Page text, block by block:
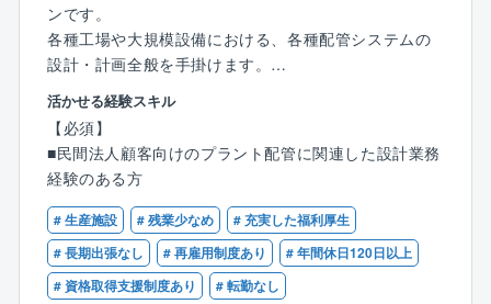
ンです。
各種工場や大規模設備における、各種配管システムの
設計・計画全般を手掛けます。
具体的には、配管図・躯体図・配置図の作成やルート
計画などの設計実務をはじめ、発注者との協議、社内
外の関係各所との調整業務までをトータルにリードす
る役割です。
※プラント設計・設備設計・土木施工管理などの経験が
ある方は、これまでのキャリアを活かして即戦力のコ
アメンバーとしてお迎えいたします。
活かせる経験スキル
【必須】
■民間法人顧客向けのプラント配管に関連した設計業務
経験のある方
# 生産施設 # 残業少なめ
# 充実した福利厚生
# 長期出張なし
# 再雇用制度あり
# 年間休日120日以上
# 資格取得支援制度あり
# 転勤なし